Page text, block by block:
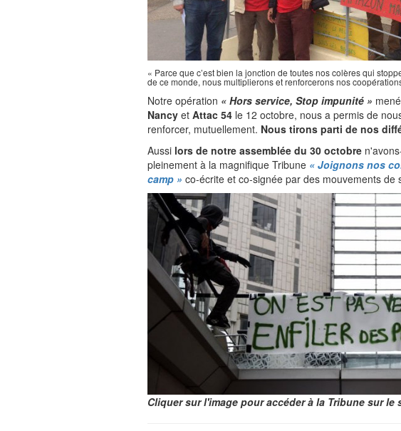
« Parce que c’est bien la jonction de toutes nos colères qui
de ce monde, nous multiplierons et renforcerons nos
Notre opération « Hors service, Stop impunité »
Nancy et Attac 54 le 12 octobre, nous a permis de
renforcer, mutuellement. Nous tirons parti de nos
Aussi lors de notre assemblée du 30 octobre
pleinement à la magnifique Tribune « Joignons nos
camp » co-écrite et co-signée par des mouvements de
Cliquer sur l'image pour accéder à la Tribune sur le